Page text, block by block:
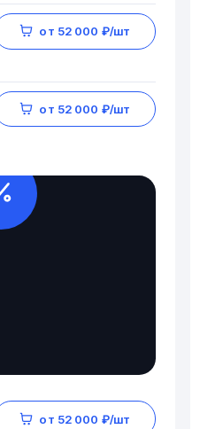
от 52 000 ₽/шт
от 52 000 ₽/шт
от 52 000 ₽/шт